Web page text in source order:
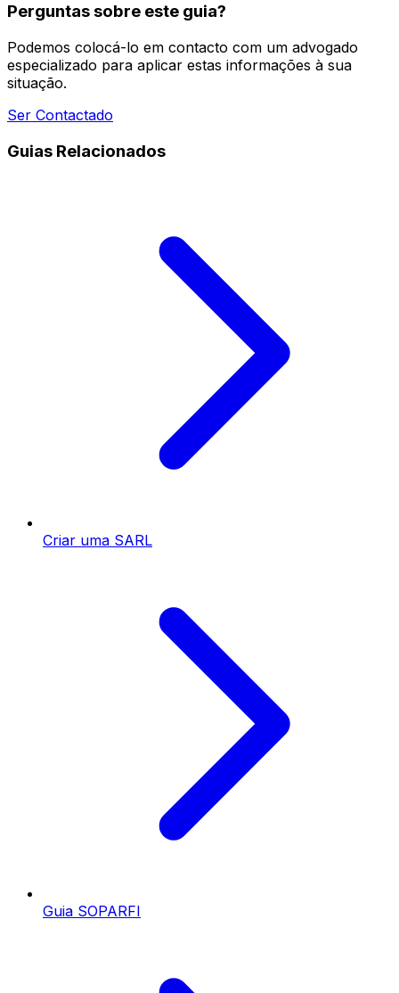
Perguntas sobre este guia?
Podemos colocá-lo em contacto com um advogado
especializado para aplicar estas informações à sua
situação.
Ser Contactado
Guias Relacionados
Criar uma SARL
Guia SOPARFI